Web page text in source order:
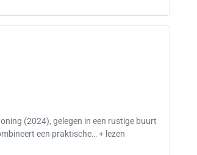
(2024), gelegen in een rustige buurt
een praktische… + lezen